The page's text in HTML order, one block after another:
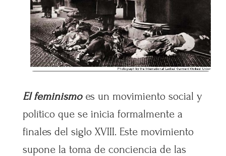
El feminismo es un movimiento social y
político que se inicia formalmente a
finales del siglo XVIII. Este movimiento
supone la toma de conciencia de las